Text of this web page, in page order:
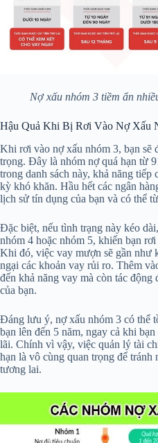
Nợ xấu nhóm 3 tiềm ẩn
Hậu Quả Khi Bị Rơi Vào Nợ Xấu
Khi rơi vào nợ xấu nhóm 3, bạn sẽ
trọng. Đây là nhóm nợ quá hạn từ
trong danh sách này, khả năng
kỳ khó khăn. Hầu hết các ngân
lịch sử tín dụng của bạn và có thể
Đặc biệt, nếu tình trạng này kéo
nhóm 4 hoặc nhóm 5, khiến bạn
Khi đó, việc vay mượn sẽ gần như
ngại các khoản vay rủi ro. Thêm
đến khả năng vay mà còn tác
của bạn.
Đáng lưu ý, nợ xấu nhóm 3 có thể
bạn lên đến 5 năm, ngay cả khi
lãi. Chính vì vậy, việc quản lý tài
hạn là vô cùng quan trọng để
tương lai.